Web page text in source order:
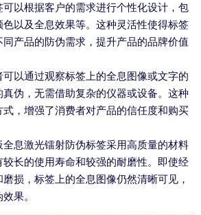
可以根据客户的需求进行个性化设计，包
以及全息效果等。这种灵活性使得标签
产品的防伪需求，提升产品的品牌价值
可以通过观察标签上的全息图像或文字的
伪，无需借助复杂的仪器或设备。这种
，增强了消费者对产品的信任度和购买
全息激光镭射防伪标签采用高质量的材料
长的使用寿命和较强的耐磨性。即使经
损，标签上的全息图像仍然清晰可见，
果。